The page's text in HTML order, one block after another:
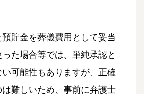
貯金を葬儀費用として妥当
た場合等では、単純承認と
可能性もありますが、正確
難しいため、事前に弁護士